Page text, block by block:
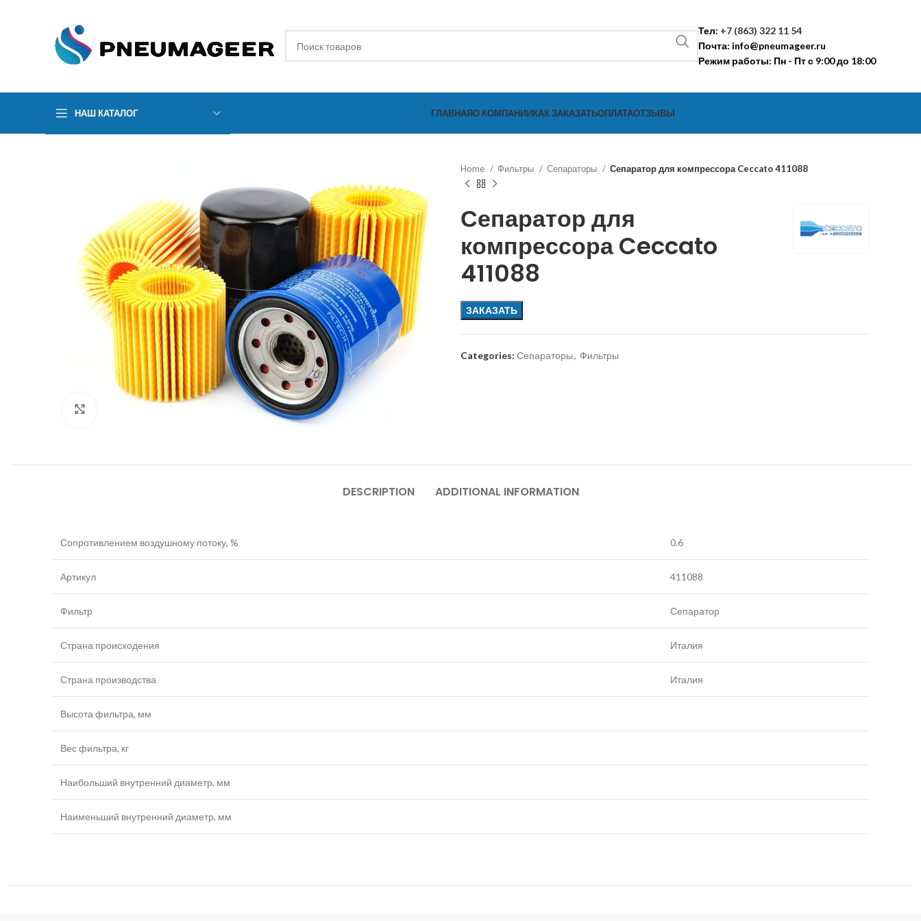
Тел: +7 (863) 322 11 54
Почта: info@pneumageer.ru
Режим работы: Пн - Пт с 9:00 до 18:00
НАШ КАТАЛОГ ГЛАВНАЯО КОМПАНИИКАК ЗАКАЗАТЬОПЛАТАОТЗЫВЫ
Home Фильтры Сепараторы Сепаратор для компрессора Ceccato 411088
Сепаратор для
компрессора Ceccato
411088
ЗАКАЗАТЬ
Categories: Сепараторы, Фильтры
DESCRIPTION ADDITIONAL INFORMATION
Сопротивлением воздушному потоку, % 0.6
Артикул 411088
Фильтр Сепаратор
Страна происходения Италия
Страна производства Италия
Высота фильтра, мм
Вес фильтра, кг
Наибольший внутренний диаметр, мм
Наименьший внутренний диаметр, мм